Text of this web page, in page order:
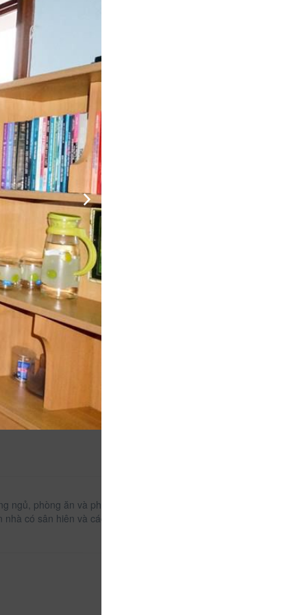
330.000
đ
CHƯA KHAI BÁO PHÒNG
phòng ăn và phòng khách của chủ nhà nằm
có sân hiên và các phòng tắm chung cung cấp